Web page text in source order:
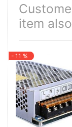
item
- 11 %